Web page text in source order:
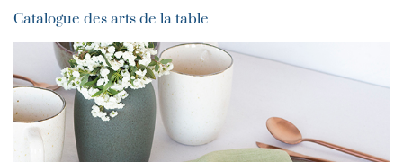
Catalogue des arts de la table